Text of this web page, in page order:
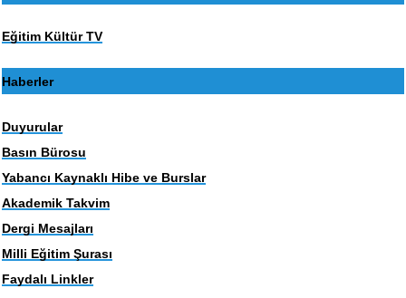
Eğitim Kültür TV
Haberler
Duyurular
Basın Bürosu
Yabancı Kaynaklı Hibe ve Burslar
Akademik Takvim
Dergi Mesajları
Milli Eğitim Şurası
Faydalı Linkler